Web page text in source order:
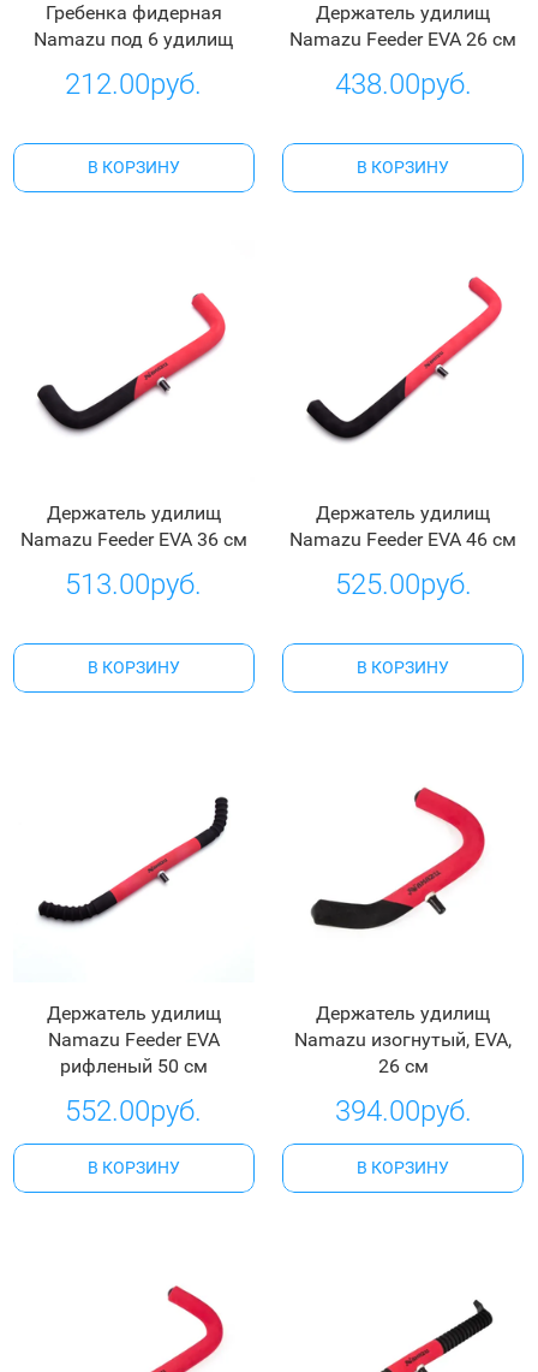
Гребенка фидерная
Namazu под 6 удилищ
212.00руб.
В КОРЗИНУ
Держатель удилищ
Namazu Feeder EVA 26 см
438.00руб.
В КОРЗИНУ
Держатель удилищ
Namazu Feeder EVA 36 см
513.00руб.
В КОРЗИНУ
Держатель удилищ
Namazu Feeder EVA 46 см
525.00руб.
В КОРЗИНУ
Держатель удилищ
Namazu Feeder EVA
рифленый 50 см
552.00руб.
В КОРЗИНУ
Держатель удилищ
Namazu изогнутый, EVA,
26 см
394.00руб.
В КОРЗИНУ